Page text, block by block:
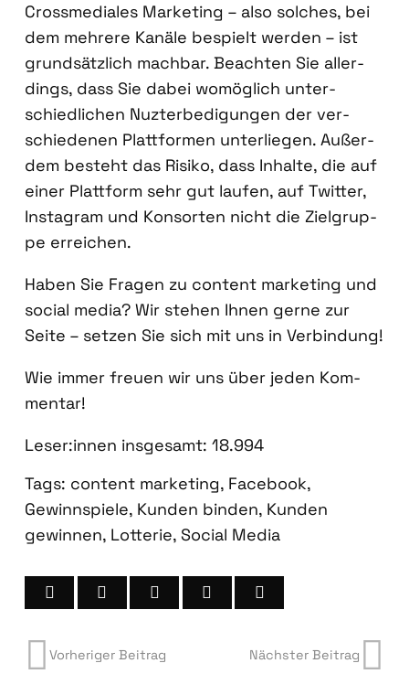
Cross­me­dia­les Mar­ke­ting – also sol­ches, bei
dem meh­re­re Kanä­le bespielt wer­den – ist
grund­sätz­lich mach­bar. Beach­ten Sie aller­
dings, dass Sie dabei womög­lich unter­
schied­li­chen Nuz­ter­be­digun­gen der ver­
schie­de­nen Platt­for­men unter­lie­gen. Außer­
dem besteht das Risi­ko, dass Inhal­te, die auf
einer Platt­form sehr gut lau­fen, auf Twit­ter,
Insta­gram und Kon­sor­ten nicht die Ziel­grup­
pe errei­chen.
Haben Sie Fra­gen zu con­tent mar­ke­ting und
social media? Wir ste­hen Ihnen ger­ne zur
Sei­te – set­zen Sie sich mit uns in Ver­bin­dung!
Wie immer freu­en wir uns über jeden Kom­
men­tar!
Leser:innen ins­ge­samt: 18.994
Tags: content marketing, Facebook,
Gewinnspiele, Kunden binden, Kunden
gewinnen, Lotterie, Social Media
Vorheriger Beitrag Nächster Beitrag